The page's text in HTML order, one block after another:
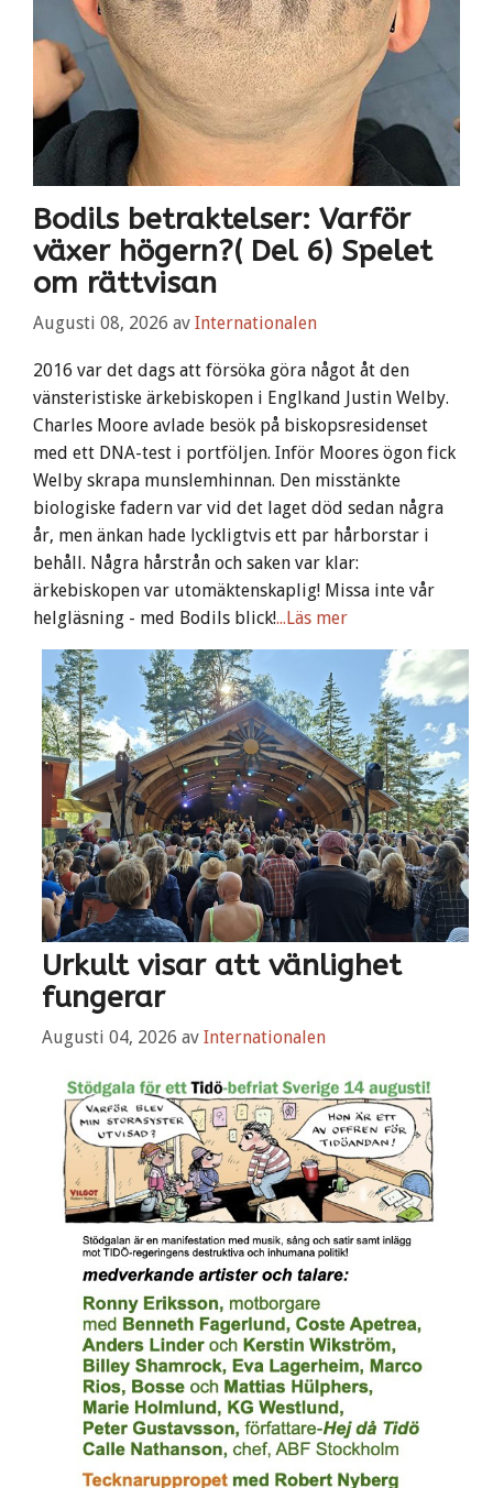
Bodils betraktelser: Varför
växer högern?( Del 6) Spelet
om rättvisan
Augusti 08, 2026 av Internationalen
2016 var det dags att försöka göra något åt den
vänsteristiske ärkebiskopen i Englkand Justin Welby.
Charles Moore avlade besök på biskopsresidenset
med ett DNA-test i portföljen. Inför Moores ögon fick
Welby skrapa munslemhinnan. Den misstänkte
biologiske fadern var vid det laget död sedan några
år, men änkan hade lyckligtvis ett par hårborstar i
behåll. Några hårstrån och saken var klar:
ärkebiskopen var utomäktenskaplig! Missa inte vår
helgläsning - med Bodils blick!...Läs mer
Urkult visar att vänlighet
fungerar
Augusti 04, 2026 av Internationalen